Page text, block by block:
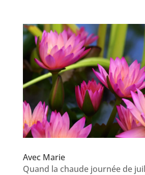
Avec Marie
Quand la chaude journée de